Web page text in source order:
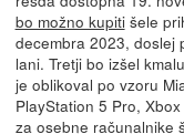
bo možno kupitišele
decembra 2023, doslej
lani. Tretji bo izšel
je oblikoval po vzoru
PlayStation 5 Pro,
za osebne računalnike